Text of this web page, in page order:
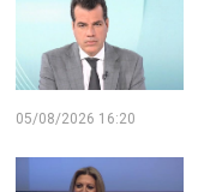
05/08/2026 16:20